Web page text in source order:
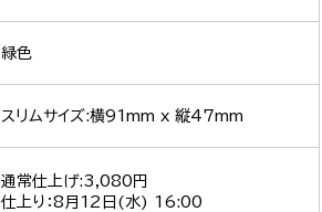
緑色
スリムサイズ:横91mm x 縦47mm
通常仕上げ:3,080円
仕上り：8月12日(水) 16:00